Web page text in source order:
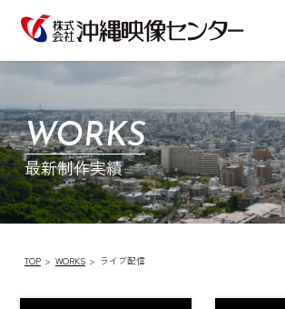
WORKS
最新制作実績
TOP WORKS ライブ配信